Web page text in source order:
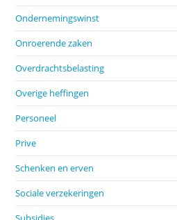
Ondernemingswinst
Onroerende zaken
Overdrachtsbelasting
Overige heffingen
Personeel
Prive
Schenken en erven
Sociale verzekeringen